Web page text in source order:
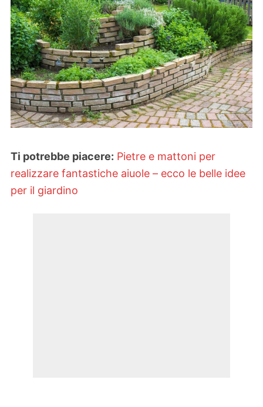
Ti potrebbe piacere: Pietre e mattoni per
realizzare fantastiche aiuole – ecco le belle idee
per il giardino